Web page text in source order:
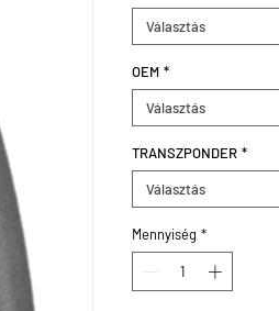
Választás
OEM *
Választás
TRANSZPONDER *
Választás
Mennyiség *